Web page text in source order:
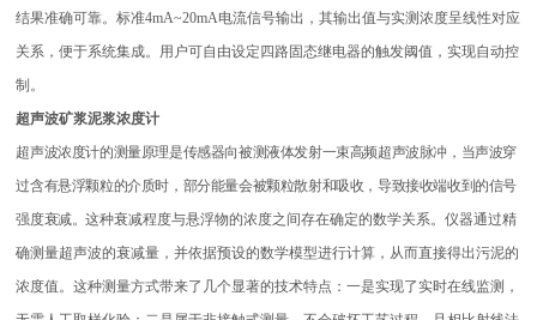
结果准确可靠。标准4mA~20mA电流信号输出，其输出值与实测浓度呈线性对应
关系，便于系统集成。用户可自由设定四路固态继电器的触发阈值，实现自动控
制。
超声波矿浆泥浆浓度计
超声波浓度计的测量原理是传感器向被测液体发射一束高频超声波脉冲，当声波穿
过含有悬浮颗粒的介质时，部分能量会被颗粒散射和吸收，导致接收端收到的信号
强度衰减。这种衰减程度与悬浮物的浓度之间存在确定的数学关系。仪器通过精
确测量超声波的衰减量，并依据预设的数学模型进行计算，从而直接得出污泥的
浓度值。这种测量方式带来了几个显著的技术特点：一是实现了实时在线监测，